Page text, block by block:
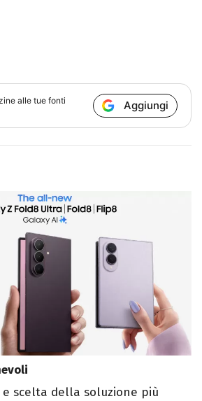
alle tue fonti
Aggiungi
scelta della soluzione più